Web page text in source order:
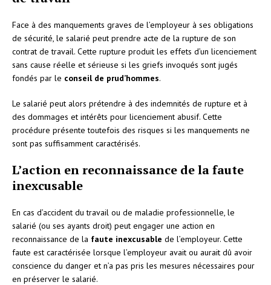
Face à des manquements graves de l’employeur à ses obligations
de sécurité, le salarié peut prendre acte de la rupture de son
contrat de travail. Cette rupture produit les effets d’un licenciement
sans cause réelle et sérieuse si les griefs invoqués sont jugés
fondés par le conseil de prud’hommes.
Le salarié peut alors prétendre à des indemnités de rupture et à
des dommages et intérêts pour licenciement abusif. Cette
procédure présente toutefois des risques si les manquements ne
sont pas suffisamment caractérisés.
L’action en reconnaissance de la faute
inexcusable
En cas d’accident du travail ou de maladie professionnelle, le
salarié (ou ses ayants droit) peut engager une action en
reconnaissance de la faute inexcusable de l’employeur. Cette
faute est caractérisée lorsque l’employeur avait ou aurait dû avoir
conscience du danger et n’a pas pris les mesures nécessaires pour
en préserver le salarié.